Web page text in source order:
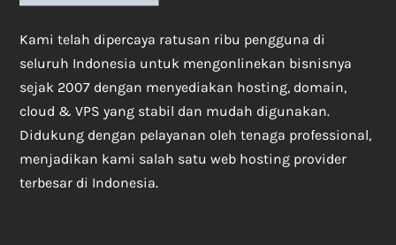
Kami telah dipercaya ratusan ribu pengguna di
seluruh Indonesia untuk mengonlinekan bisnisnya
sejak 2007 dengan menyediakan hosting, domain,
cloud & VPS yang stabil dan mudah digunakan.
Didukung dengan pelayanan oleh tenaga professional,
menjadikan kami salah satu web hosting provider
terbesar di Indonesia.